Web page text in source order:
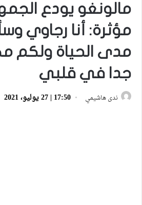
مالونغو يودع
مؤثرة: أنا رجاوي
مدى الحياة ولكم
جدا في قلبي
ندى هاشيمي 17:50 | 27 يوليو، 2021